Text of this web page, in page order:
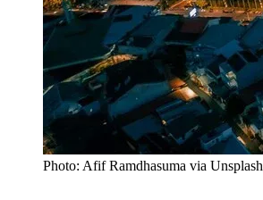
Photo: Afif Ramdhasuma via Unsplash